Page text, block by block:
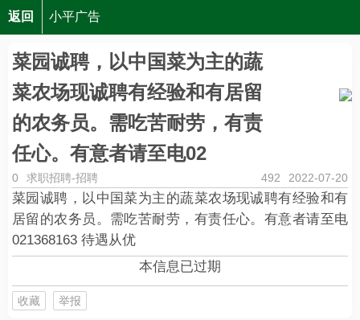
返回 小平广告
菜园诚聘，以中国菜为主的蔬菜农场现诚聘有经验和
菜园诚聘，以中国菜为主的蔬
菜农场现诚聘有经验和有居留
的农务员。需吃苦耐劳，有责
任心。有意者请至电02
0 求职招聘-招聘 492 2022-07-20
菜园诚聘，以中国菜为主的蔬菜农场现诚聘有经验和有
居留的农务员。需吃苦耐劳，有责任心。有意者请至电
021368163 待遇从优
本信息已过期
收藏 举报